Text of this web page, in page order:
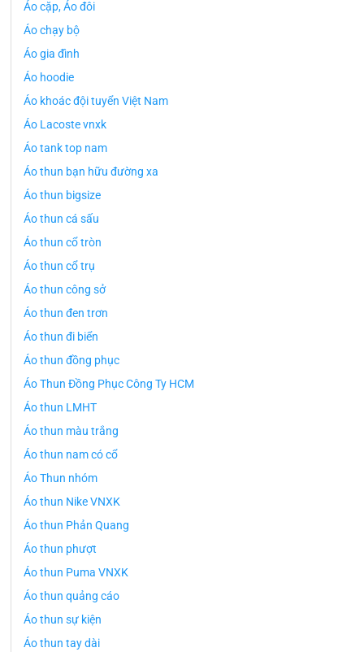
Áo cặp, Áo đôi
Áo chạy bộ
Áo gia đình
Áo hoodie
Áo khoác đội tuyển Việt Nam
Áo Lacoste vnxk
Áo tank top nam
Áo thun bạn hữu đường xa
Áo thun bigsize
Áo thun cá sấu
Áo thun cổ tròn
Áo thun cổ trụ
Áo thun công sở
Áo thun đen trơn
Áo thun đi biển
Áo thun đồng phục
Áo Thun Đồng Phục Công Ty HCM
Áo thun LMHT
Áo thun màu trắng
Áo thun nam có cổ
Áo Thun nhóm
Áo thun Nike VNXK
Áo thun Phản Quang
Áo thun phượt
Áo thun Puma VNXK
Áo thun quảng cáo
Áo thun sự kiện
Áo thun tay dài